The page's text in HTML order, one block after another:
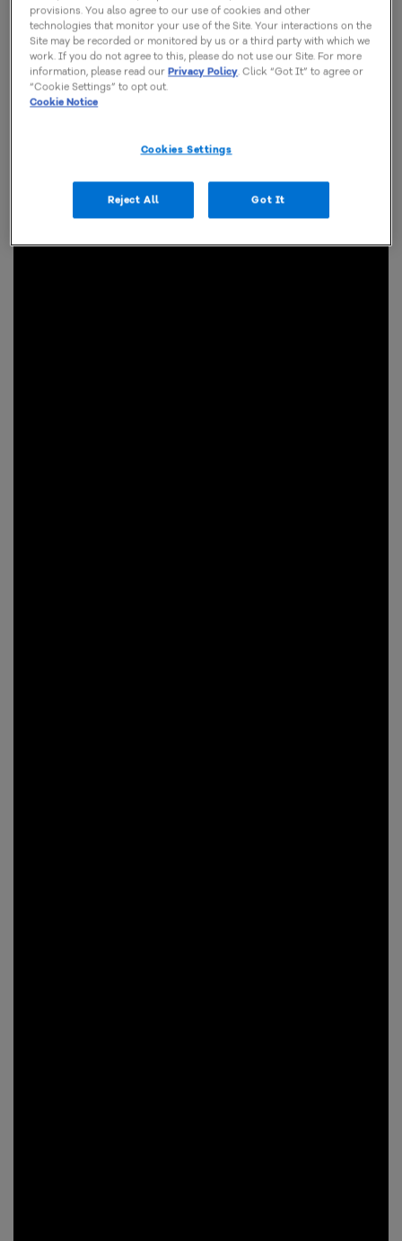
provisions. You also agree to our use of cookies and other
technologies that monitor your use of the Site. Your interactions on the
Site may be recorded or monitored by us or a third party with which we
work. If you do not agree to this, please do not use our Site. For more
information, please read ourPrivacy Policy. Click “Got It” to agree or
“Cookie Settings” to opt out.
Cookie Notice
Cookies Settings
Reject All Got It